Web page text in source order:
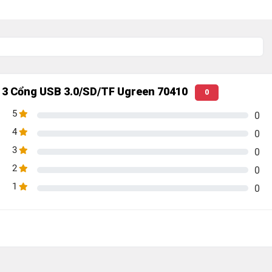
Cổng USB 3.0/SD/TF Ugreen 70410 0
5 0
4 0
3 0
2 0
1 0